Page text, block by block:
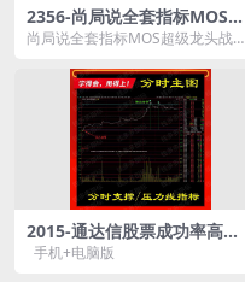
2356-尚局说全套指标MOS超
级龙头战法
尚局说全套指标MOS超级龙头战法
2015-通达信股票成功率高达9
0%分时图做T支撑线买入压力
手机+电脑版